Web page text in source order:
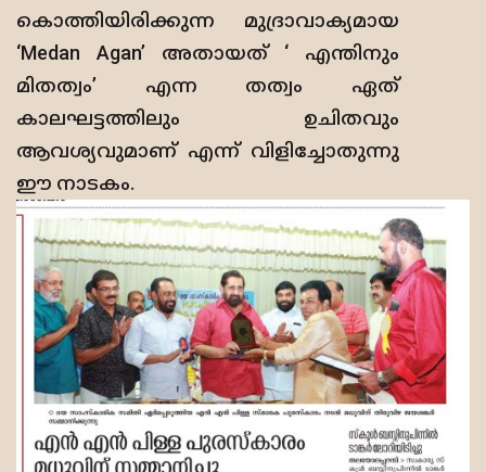
കൊത്തിയിരിക്കുന്ന മുദ്രാവാക്യമായ
‘Medan Agan’ അതായത് ‘ എന്തിനും
മിതത്വം’ എന്ന തത്വം ഏത്
കാലഘട്ടത്തിലും ഉചിതവും
ആവശ്യവുമാണ് എന്ന് വിളിച്ചോതുന്നു
ഈ നാടകം.